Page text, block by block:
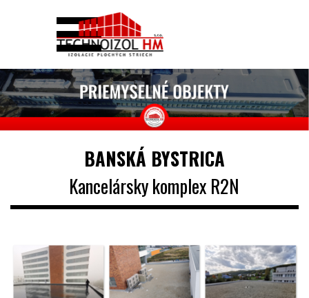
Preskočiť menu
BANSKÁ BYSTRICA
Kancelársky komplex R2N